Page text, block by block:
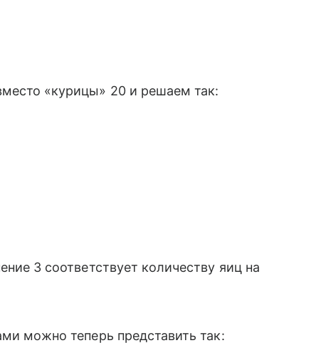
«курицы» 20 и решаем так:
3 соответствует количеству яиц на
можно теперь представить так: